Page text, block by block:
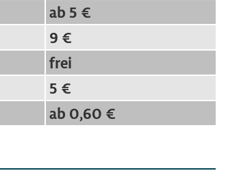
ab 5 €
9 €
frei
5 €
ab 0,60 €